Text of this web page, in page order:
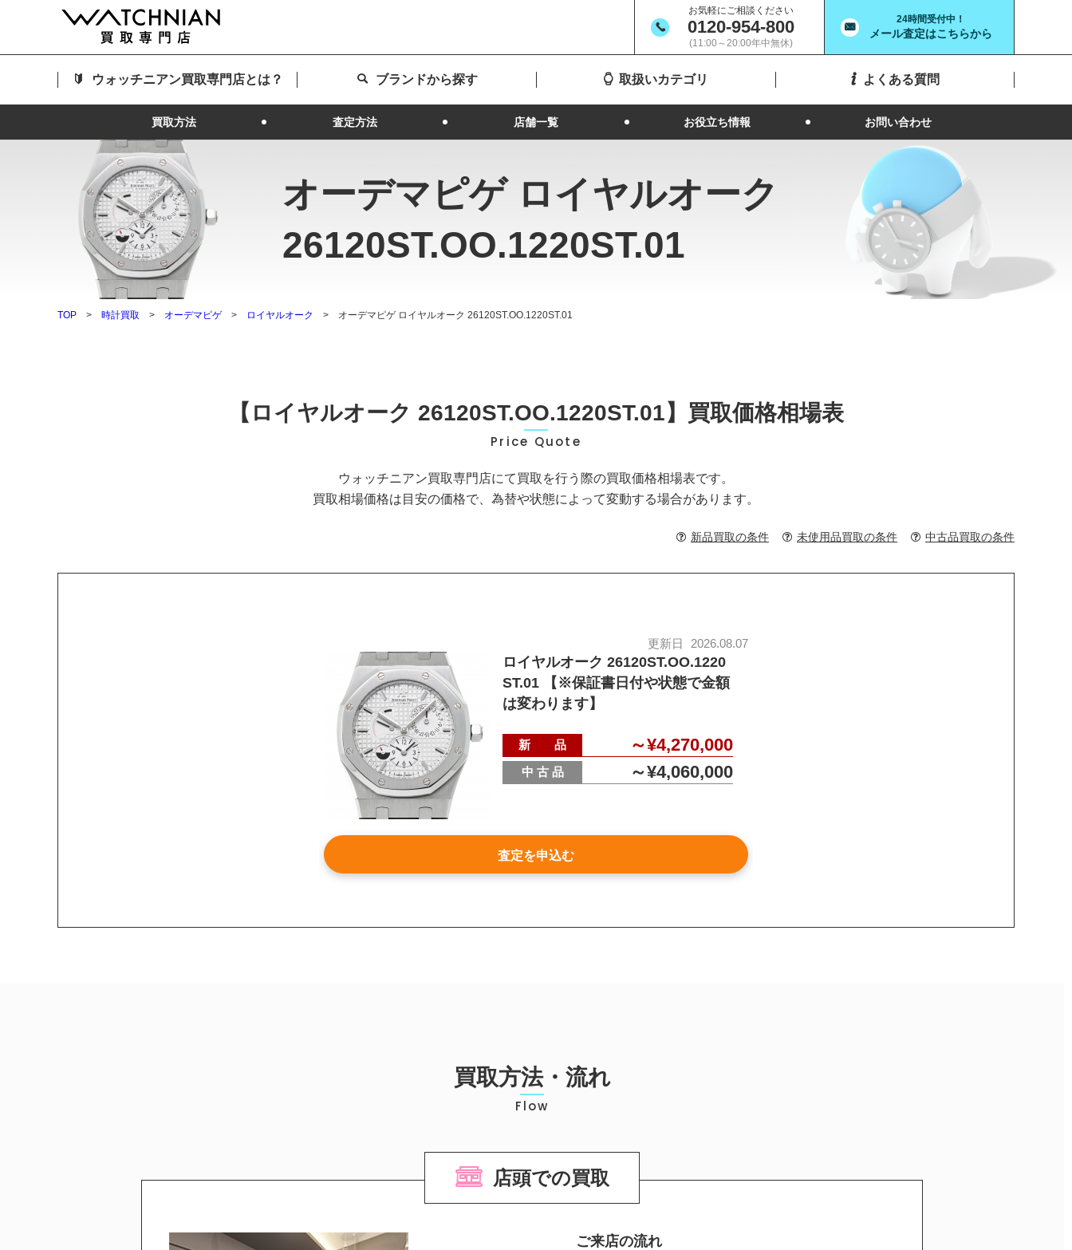
お気軽にご相談ください
0120-954-800
(11:00～20:00年中無休)
24時間受付中！
メール査定はこちらから
ウォッチニアン買取専門店とは？ ブランドから探す 取扱いカテゴリ よくある質問
買取方法 査定方法 店舗一覧 お役立ち情報 お問い合わせ
オーデマピゲ ロイヤルオーク
26120ST.OO.1220ST.01
TOP 時計買取 オーデマピゲ ロイヤルオーク オーデマピゲ ロイヤルオーク 26120ST.OO.1220ST.01
【ロイヤルオーク 26120ST.OO.1220ST.01】買取価格相場表
Price Quote
ウォッチニアン買取専門店にて買取を行う際の買取価格相場表です。
買取相場価格は目安の価格で、為替や状態によって変動する場合があります。
新品買取の条件 未使用品買取の条件 中古品買取の条件
更新日 2026.08.07
ロイヤルオーク 26120ST.OO.1220
ST.01 【※保証書日付や状態で金額
は変わります】
新 品 ～¥4,270,000
中 古 品 ～¥4,060,000
査定を申込む
買取方法・流れ
Flow
店頭での買取
ご来店の流れ